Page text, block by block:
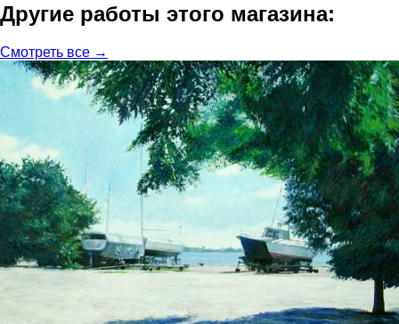
Другие работы этого магазина:
Смотреть все →